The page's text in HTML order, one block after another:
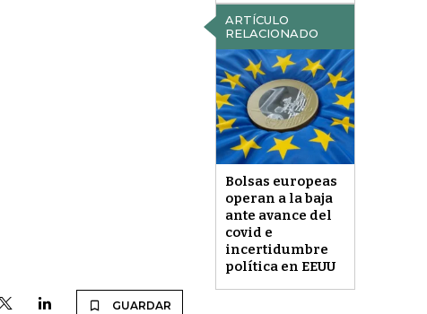
ARTÍCULO
RELACIONADO
Bolsas europeas
operan a la baja
ante avance del
covid e
incertidumbre
política en EEUU
GUARDAR